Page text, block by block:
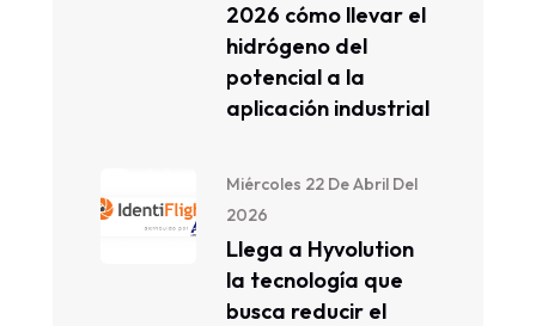
2026 cómo llevar el
hidrógeno del
potencial a la
aplicación industrial
Miércoles 22 De Abril Del
2026
Llega a Hyvolution
la tecnología que
busca reducir el